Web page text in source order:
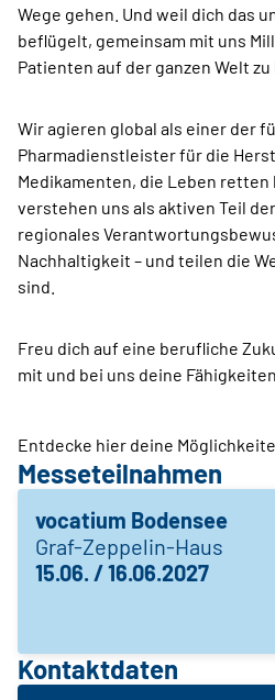
Wege gehen. Und weil dich das
beflügelt, gemeinsam mit uns
Patienten auf der ganzen Welt zu
Wir agieren global als einer der
Pharmadienstleister für die
Medikamenten, die Leben retten
verstehen uns als aktiven Teil
regionales
Nachhaltigkeit – und teilen die
sind.
Freu dich auf eine berufliche
mit und bei uns deine
Entdecke hier deine
Messeteilnahmen
vocatium Bodensee
Graf-Zeppelin-Haus
15.06. / 16.06.2027
Kontaktdaten